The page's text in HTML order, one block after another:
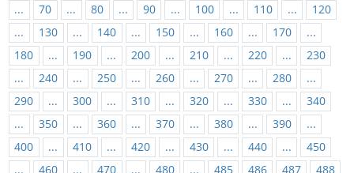
...
70 ... 80 ... 90 ... 100 ... 110 ...
120
...
130 ... 140 ... 150 ... 160 ... 170
...
180
... 190 ... 200 ... 210 ... 220 ...
230
...
240 ... 250 ... 260 ... 270 ... 280
...
290
... 300 ... 310 ... 320 ... 330 ...
340
...
350 ... 360 ... 370 ... 380 ... 390
...
400
... 410 ... 420 ... 430 ... 440 ...
450
...
460 ... 470 ... 480 ... 485 486 487
488